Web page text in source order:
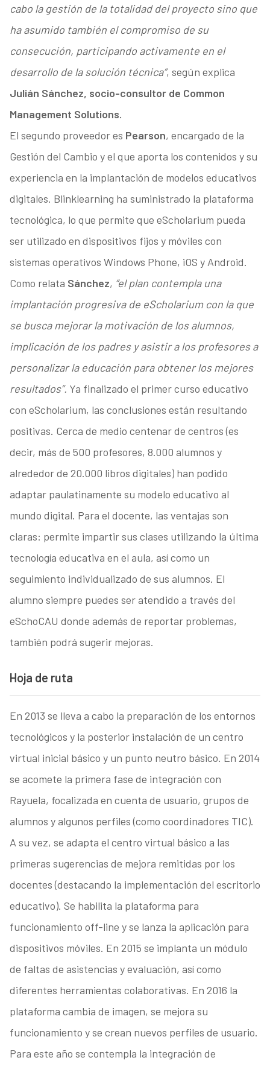
cabo la gestión de la totalidad del proyecto sino que
ha asumido también el compromiso de su
consecución, participando activamente en el
desarrollo de la solución técnica”, según explica
Julián Sánchez, socio-consultor de Common
Management Solutions.
El segundo proveedor es Pearson, encargado de la
Gestión del Cambio y el que aporta los contenidos y su
experiencia en la implantación de modelos educativos
digitales. Blinklearning ha suministrado la plataforma
tecnológica, lo que permite que eScholarium pueda
ser utilizado en dispositivos fijos y móviles con
sistemas operativos Windows Phone, iOS y Android.
Como relata Sánchez, “el plan contempla una
implantación progresiva de eScholarium con la que
se busca mejorar la motivación de los alumnos,
implicación de los padres y asistir a los profesores a
personalizar la educación para obtener los mejores
resultados”. Ya finalizado el primer curso educativo
con eScholarium, las conclusiones están resultando
positivas. Cerca de medio centenar de centros (es
decir, más de 500 profesores, 8.000 alumnos y
alrededor de 20.000 libros digitales) han podido
adaptar paulatinamente su modelo educativo al
mundo digital. Para el docente, las ventajas son
claras: permite impartir sus clases utilizando la última
tecnología educativa en el aula, así como un
seguimiento individualizado de sus alumnos. El
alumno siempre puedes ser atendido a través del
eSchoCAU donde además de reportar problemas,
también podrá sugerir mejoras.
Hoja de ruta
En 2013 se lleva a cabo la preparación de los entornos
tecnológicos y la posterior instalación de un centro
virtual inicial básico y un punto neutro básico. En 2014
se acomete la primera fase de integración con
Rayuela, focalizada en cuenta de usuario, grupos de
alumnos y algunos perfiles (como coordinadores TIC).
A su vez, se adapta el centro virtual básico a las
primeras sugerencias de mejora remitidas por los
docentes (destacando la implementación del escritorio
educativo). Se habilita la plataforma para
funcionamiento off-line y se lanza la aplicación para
dispositivos móviles. En 2015 se implanta un módulo
de faltas de asistencias y evaluación, así como
diferentes herramientas colaborativas. En 2016 la
plataforma cambia de imagen, se mejora su
funcionamiento y se crean nuevos perfiles de usuario.
Para este año se contempla la integración de